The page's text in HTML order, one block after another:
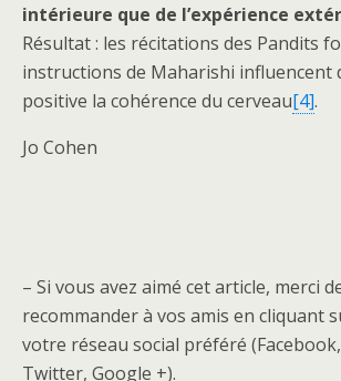
intérieure que de l’expérience
Résultat : les récitations des Pandits
instructions de Maharishi influencent
positive la cohérence du cerveau[4].
Jo Cohen
– Si vous avez aimé cet article, merci
recommander à vos amis en cliquant
votre réseau social préféré
Twitter, Google +).